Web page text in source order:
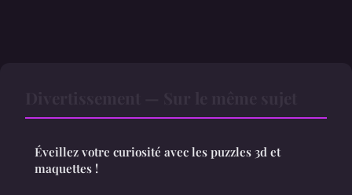
Éveillez votre curiosité avec les puzzles 3d et
maquettes !